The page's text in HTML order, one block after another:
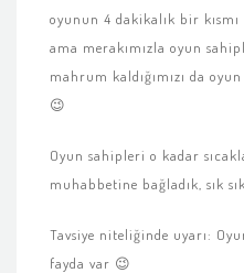
oyunun 4 dakikalık bir
ama merakımızla oyun
mahrum kaldığımızı da
😉
Oyun sahipleri o kadar
muhabbetine bağladık, sık
Tavsiye niteliğinde uyarı:
fayda var 😉